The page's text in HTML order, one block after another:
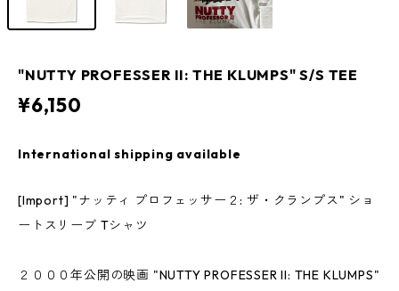
"NUTTY PROFESSER II: THE KLUMPS" S/S TEE
¥6,150
International shipping available
[Import] "ナッティ プロフェッサー２: ザ・クランプス" ショ
ートスリーブ Tシャツ
２０００年公開の映画 "NUTTY PROFESSER II: THE KLUMPS"